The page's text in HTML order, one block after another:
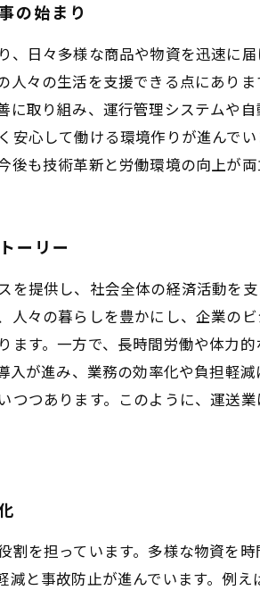
の始まり
日々多様な商品や物資を迅速に
々の生活を支援できる点にあり
取り組み、運行管理システムや
安心して働ける環境作りが進んで
も技術革新と労働環境の向上が
ーリー
提供し、社会全体の経済活動を
々の暮らしを豊かにし、企業の
ます。一方で、長時間労働や体力
が進み、業務の効率化や負担軽
つあります。このように、運送
を担っています。多様な物資を
と事故防止が進んでいます。例